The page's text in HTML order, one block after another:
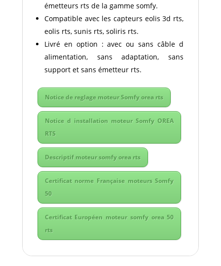
émetteurs rts de la gamme somfy.
Compatible avec les capteurs eolis 3d rts,
eolis rts, sunis rts, soliris rts.
Livré en option : avec ou sans câble d
alimentation, sans adaptation, sans
support et sans émetteur rts.
Notice de reglage moteur Somfy orea rts
Notice d installation moteur Somfy OREA
RTS
Descriptif moteur somfy orea rts
Certificat norme Française moteurs Somfy
50
Certificat Européen moteur somfy orea 50
rts